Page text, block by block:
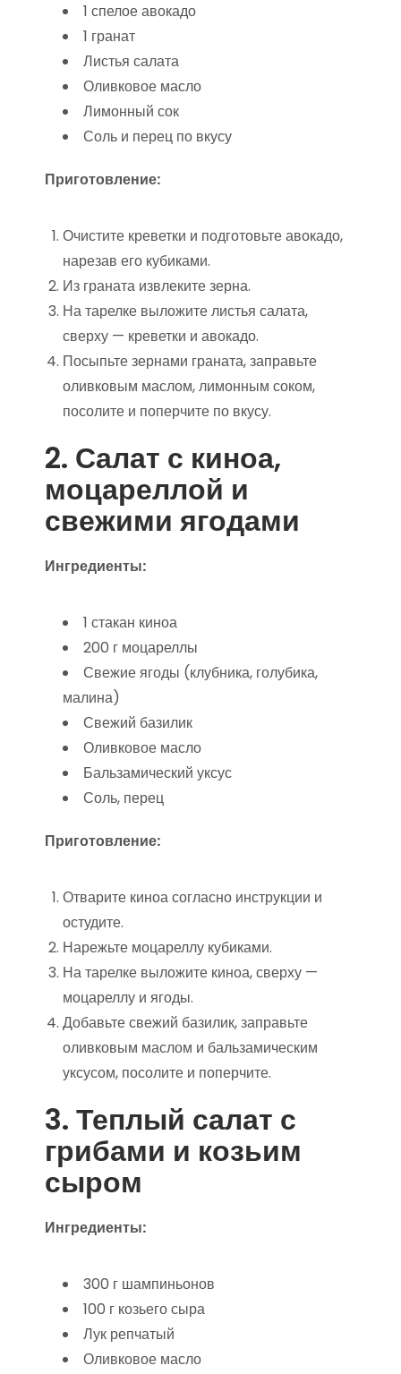
1 спелое авокадо
1 гранат
Листья салата
Оливковое масло
Лимонный сок
Соль и перец по вкусу
Приготовление:
Очистите креветки и подготовьте авокадо,
нарезав его кубиками.
Из граната извлеките зерна.
На тарелке выложите листья салата,
сверху — креветки и авокадо.
Посыпьте зернами граната, заправьте
оливковым маслом, лимонным соком,
посолите и поперчите по вкусу.
2. Салат с киноа,
моцареллой и
свежими ягодами
Ингредиенты:
1 стакан киноа
200 г моцареллы
Свежие ягоды (клубника, голубика,
малина)
Свежий базилик
Оливковое масло
Бальзамический уксус
Соль, перец
Приготовление:
Отварите киноа согласно инструкции и
остудите.
Нарежьте моцареллу кубиками.
На тарелке выложите киноа, сверху —
моцареллу и ягоды.
Добавьте свежий базилик, заправьте
оливковым маслом и бальзамическим
уксусом, посолите и поперчите.
3. Теплый салат с
грибами и козьим
сыром
Ингредиенты:
300 г шампиньонов
100 г козьего сыра
Лук репчатый
Оливковое масло